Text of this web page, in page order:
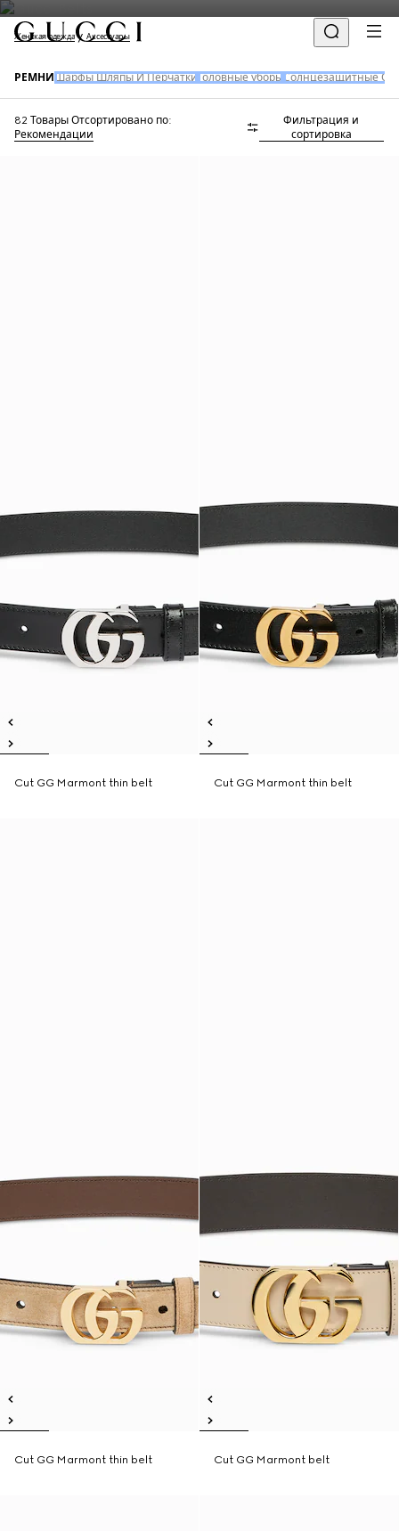
Женская одежда Аксессуары
РЕМНИ Шарфы Шляпы И Перчатки Головные уборы Солнцезащитные
82 Товары Отсортировано по:
Рекомендации
Фильтрация и
сортировка
Cut GG Marmont thin belt Cut GG Marmont thin belt
Cut GG Marmont thin belt Cut GG Marmont belt